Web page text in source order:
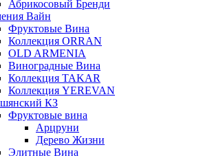
Абрикосовый Бренди
Вайн
Фруктовые Вина
Коллекция ORRAN
OLD ARMENIA
Виноградные Вина
Коллекция TAKAR
Коллекция YEREVAN
КЗ
Фруктовые вина
Арцруни
Дерево Жизни
Элитные Вина